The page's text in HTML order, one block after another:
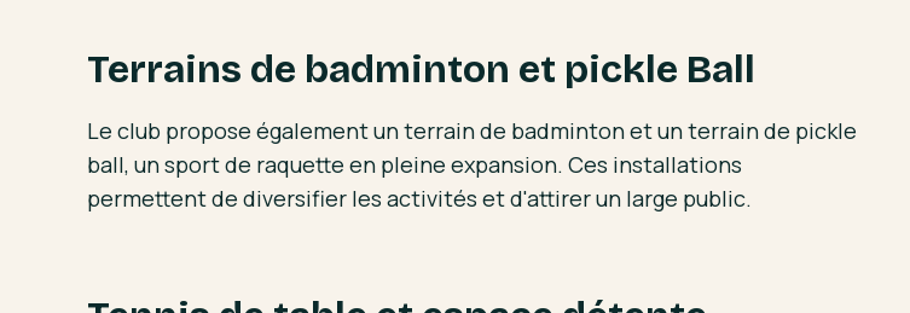
Terrains de badminton et pickle Ball
Le club propose également un terrain de badminton et un terrain de pickle
ball, un sport de raquette en pleine expansion. Ces installations
permettent de diversifier les activités et d'attirer un large public.